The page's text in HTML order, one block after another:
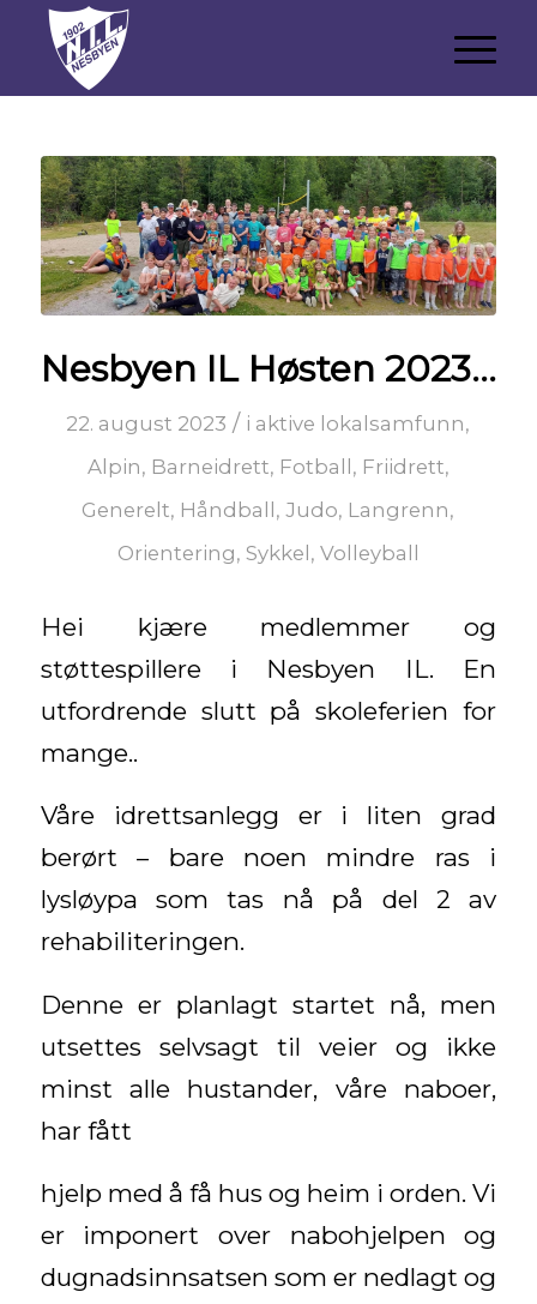
Nesbyen IL Høsten 2023…
22. august 2023 / i aktive lokalsamfunn,
Alpin, Barneidrett, Fotball , Friidrett,
Generelt, Håndball ,Judo, Langrenn,
Orientering, Sykkel , Volleyball
Hei kjære medlemmer og
støttespillere i Nesbyen IL. En
utfordrende slutt på skoleferien for
mange..
Våre idrettsanlegg er i liten grad
berørt – bare noen mindre ras i
lysløypa som tas nå på del 2 av
rehabiliteringen.
Denne er planlagt startet nå, men
utsettes selvsagt til veier og ikke
minst alle hustander, våre naboer,
har fått
hjelp med å få hus og heim i orden. Vi
er imponert over nabohjelpen og
dugnadsinnsatsen som er nedlagt og